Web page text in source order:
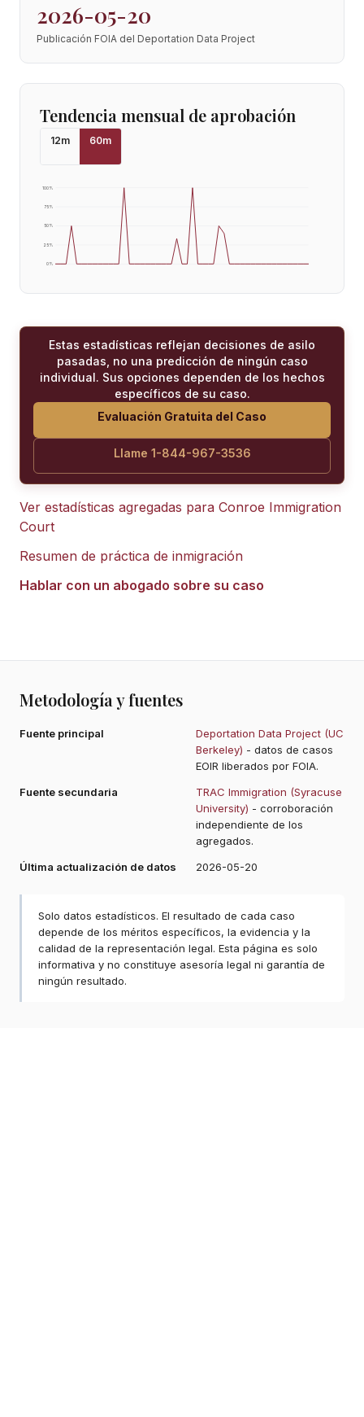
2026-05-20
Publicación FOIA del Deportation Data Project
Tendencia mensual de aprobación
12m 60m
0%
25%
50%
75%
100%
Estas estadísticas reflejan decisiones de asilo
pasadas, no una predicción de ningún caso
individual. Sus opciones dependen de los hechos
específicos de su caso.
Evaluación Gratuita del Caso
Llame 1-844-967-3536
Ver estadísticas agregadas para Conroe Immigration
Court
Resumen de práctica de inmigración
Hablar con un abogado sobre su caso
Metodología y fuentes
Fuente principal
Deportation Data Project (UC
Berkeley) - datos de casos
EOIR liberados por FOIA.
Fuente secundaria
TRAC Immigration (Syracuse
University) - corroboración
independiente de los
agregados.
Última actualización de datos
2026-05-20
Solo datos estadísticos. El resultado de cada caso
depende de los méritos específicos, la evidencia y la
calidad de la representación legal. Esta página es solo
informativa y no constituye asesoría legal ni garantía de
ningún resultado.